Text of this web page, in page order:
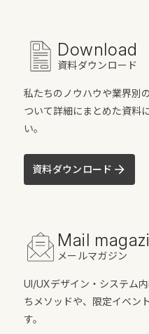
Download
資料ダウンロード
私たちのノウハウや業界別
ついて詳細にまとめた資料
い。
資料ダウンロード
Mail
メールマガジン
UI/UXデザイン・システム
ちメソッドや、限定イベン
す。